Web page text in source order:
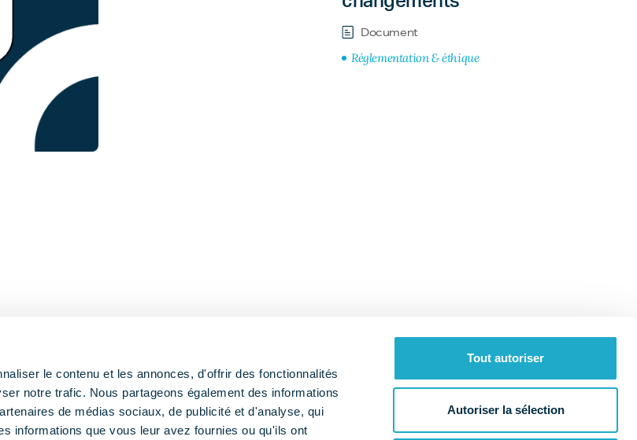
le contenu et les annonces, d'offrir des fonctionnalités
notre trafic. Nous partageons également des informations
de médias sociaux, de publicité et d'analyse, qui
informations que vous leur avez fournies ou qu'ils ont
Tout autoriser
Autoriser la sélection
Document
Réglementation & éthique